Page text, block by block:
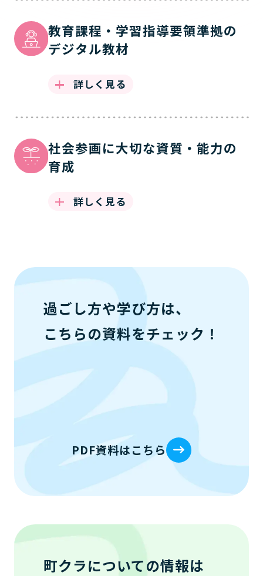
教育課程・学習指導要領準拠の
デジタル教材
詳しく見る
社会参画に大切な資質・能力の
育成
詳しく見る
過ごし方や学び方は、
こちらの資料をチェック！
PDF資料はこちら
町クラについての情報は